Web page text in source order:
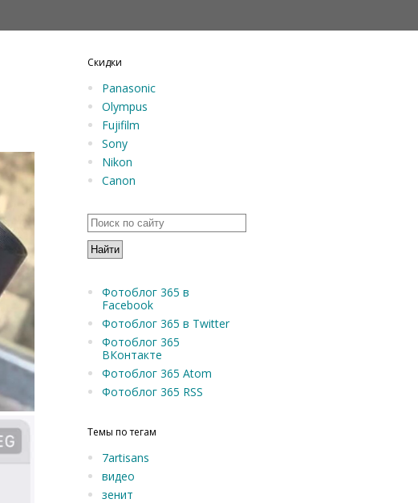
Скидки
Panasonic
Olympus
Fujifilm
Sony
Nikon
Canon
Фотоблог 365 в
Facebook
Фотоблог 365 в Twitter
Фотоблог 365
ВКонтакте
Фотоблог 365 Atom
Фотоблог 365 RSS
Темы по тегам
7artisans
видео
зенит